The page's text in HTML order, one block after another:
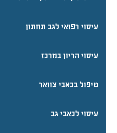
עיסוי רפואי לגב תחתון
עיסוי הריון במרכז
טיפול בכאבי צוואר
עיסוי לכאבי גב